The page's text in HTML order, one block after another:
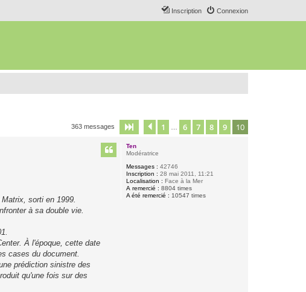
Connexion
Inscription
363 messages Page 10 sur 10
Précédent
1 6 7 8 9 10
Ten
Modératrice
Messages : 42746
Inscription : 28 mai 2011, 11:21
Localisation : Face à la Mer
A remercié : 8804 times
A été remercié : 10547 times
sorti en 1999.
à sa double vie.
À l'époque, cette date
cases du document.
prédiction sinistre des
qu'une fois sur des